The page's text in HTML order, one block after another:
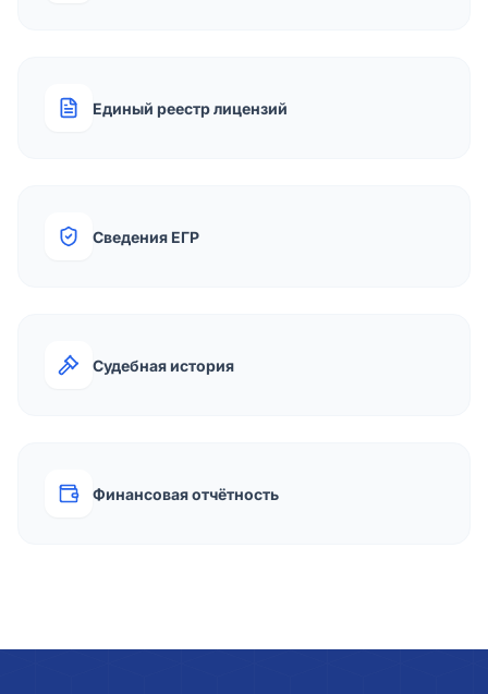
Единый реестр лицензий
Сведения ЕГР
Судебная история
Финансовая отчётность